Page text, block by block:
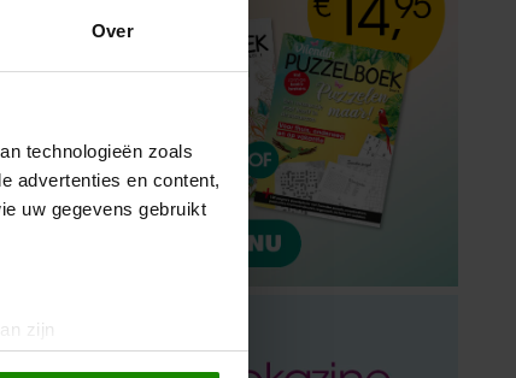
Over
technologieën zoals
advertenties en content,
uw gegevens gebruikt
zijn